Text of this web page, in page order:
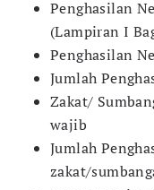
Penghasilan
(Lampiran I
Penghasilan
Jumlah
Zakat/
wajib
Jumlah
zakat/